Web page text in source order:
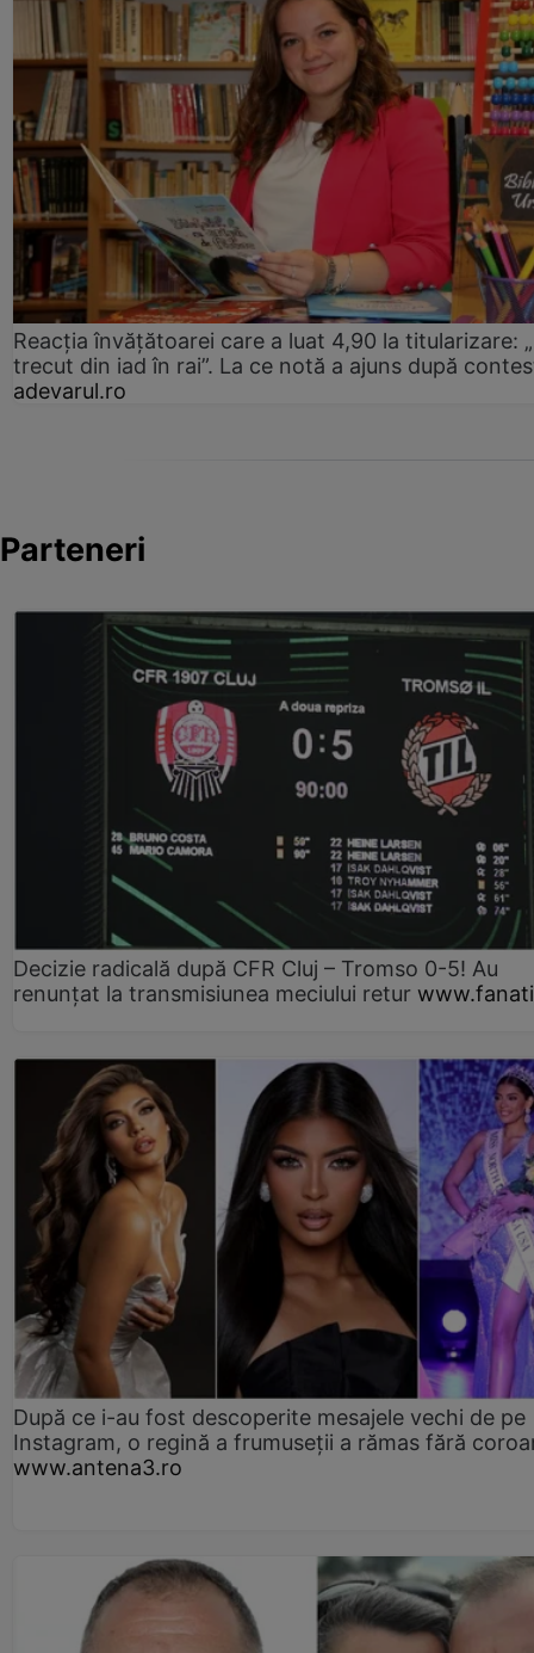
Reacția învățătoarei care a luat 4,90 la titularizare:
trecut din iad în rai”. La ce notă a ajuns după
adevarul.ro
Parteneri
Decizie radicală după CFR Cluj – Tromso 0-5! Au
renunțat la transmisiunea meciului retur
După ce i-au fost descoperite mesajele vechi de pe
Instagram, o regină a frumuseții a rămas fără
www.antena3.ro